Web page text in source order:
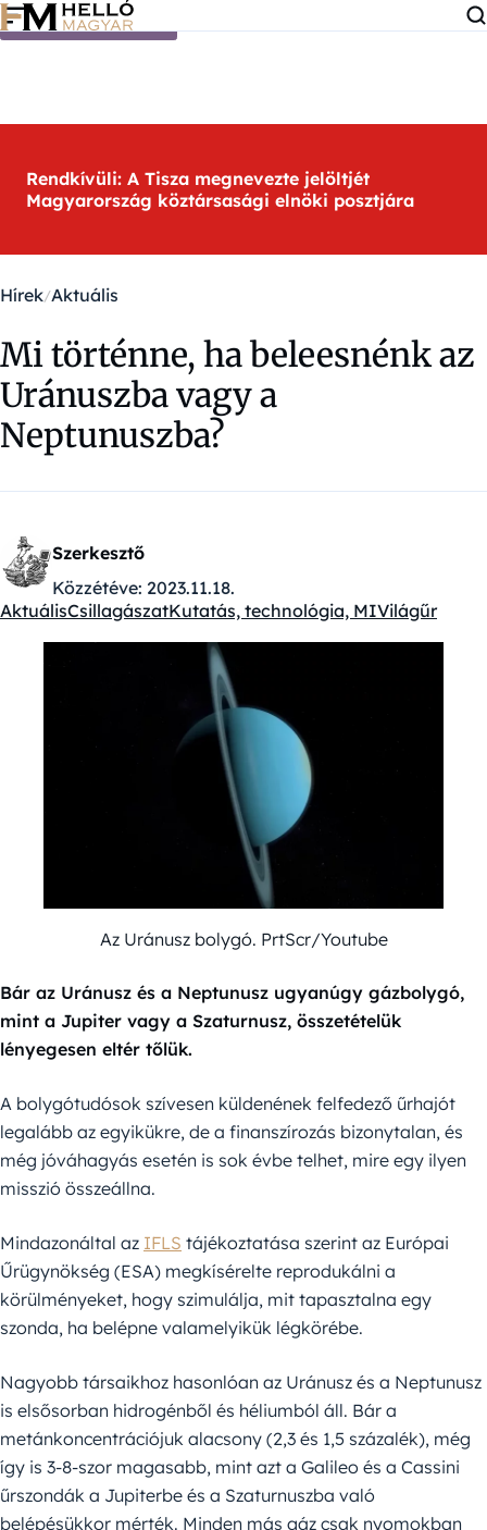
Ugrás a tartalomra
Rendkívüli: A Tisza megnevezte jelöltjét
Magyarország köztársasági elnöki posztjára
Hírek Aktuális
Mi történne, ha beleesnénk az
Uránuszba vagy a
Neptunuszba?
Szerkesztő
Közzétéve: 2023.11.18.
Kategóriák:
AktuálisCsillagászatKutatás, technológia, MIVilágűr
Az Uránusz bolygó. PrtScr/Youtube
Bár az Uránusz és a Neptunusz ugyanúgy gázbolygó,
mint a Jupiter vagy a Szaturnusz, összetételük
lényegesen eltér tőlük.
A bolygótudósok szívesen küldenének felfedező űrhajót
legalább az egyikükre, de a finanszírozás bizonytalan, és
még jóváhagyás esetén is sok évbe telhet, mire egy ilyen
misszió összeállna.
Mindazonáltal az IFLS tájékoztatása szerint az Európai
Űrügynökség (ESA) megkísérelte reprodukálni a
körülményeket, hogy szimulálja, mit tapasztalna egy
szonda, ha belépne valamelyikük légkörébe.
Nagyobb társaikhoz hasonlóan az Uránusz és a Neptunusz
is elsősorban hidrogénből és héliumból áll. Bár a
metánkoncentrációjuk alacsony (2,3 és 1,5 százalék), még
így is 3-8-szor magasabb, mint azt a Galileo és a Cassini
űrszondák a Jupiterbe és a Szaturnuszba való
belépésükkor mérték. Minden más gáz csak nyomokban